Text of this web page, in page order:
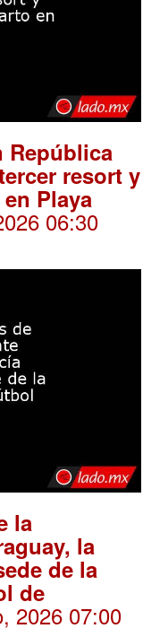
República
resort y
Playa
06:30
la
la
de la
de
2026 07:00